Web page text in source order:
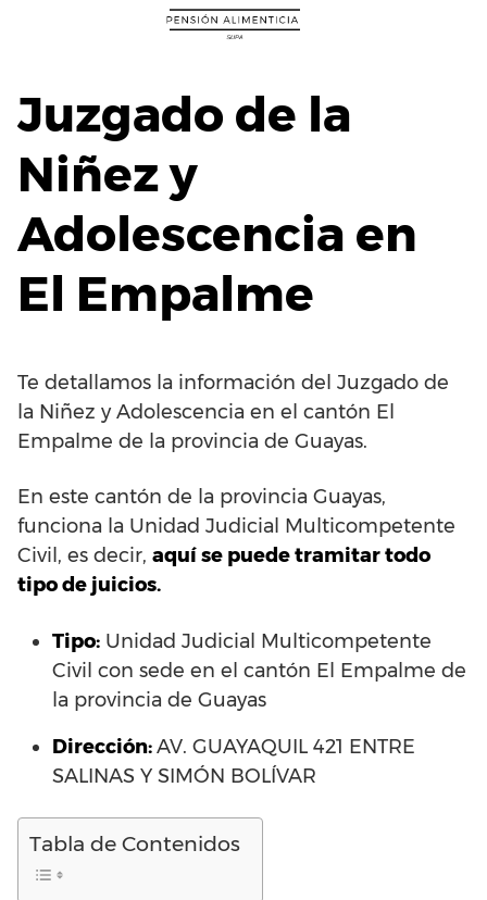
Juzgado de la
Niñez y
Adolescencia en
El Empalme
Te detallamos la información del Juzgado de
la Niñez y Adolescencia en el cantón El
Empalme de la provincia de Guayas.
En este cantón de la provincia Guayas,
funciona la Unidad Judicial Multicompetente
Civil, es decir, aquí se puede tramitar todo
tipo de juicios.
Tipo: Unidad Judicial Multicompetente
Civil con sede en el cantón El Empalme de
la provincia de Guayas
Dirección:AV. GUAYAQUIL 421 ENTRE
SALINAS Y SIMÓN BOLÍVAR
Tabla de Contenidos